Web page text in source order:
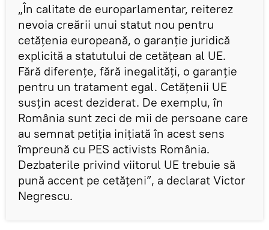
„În calitate de europarlamentar, reiterez
nevoia creării unui statut nou pentru
cetățenia europeană, o garanție juridică
explicită a statutului de cetățean al UE.
Fără diferențe, fără inegalități, o garanție
pentru un tratament egal. Cetățenii UE
susțin acest deziderat. De exemplu, în
România sunt zeci de mii de persoane care
au semnat petiția inițiată în acest sens
împreună cu PES activists România.
Dezbaterile privind viitorul UE trebuie să
pună accent pe cetățeni”, a declarat Victor
Negrescu.